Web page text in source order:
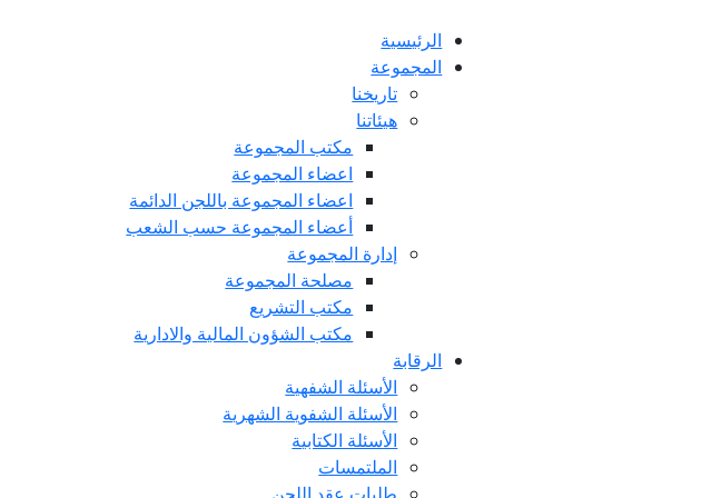
الرئيسية
المجموعة
تاريخنا
هيئاتنا
مكتب المجموعة
اعضاء المجموعة
اعضاء المجموعة باللجن الدائمة
أعضاء المجموعة حسب الشعب
إدارة المجموعة
مصلحة المجموعة
مكتب التشريع
مكتب الشؤون المالية والادارية
الرقابة
الأسئلة الشفهية
الأسئلة الشفوية الشهرية
الأسئلة الكتابية
الملتمسات